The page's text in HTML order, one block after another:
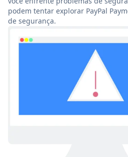
podem tentar explorar PayPal
de segurança.